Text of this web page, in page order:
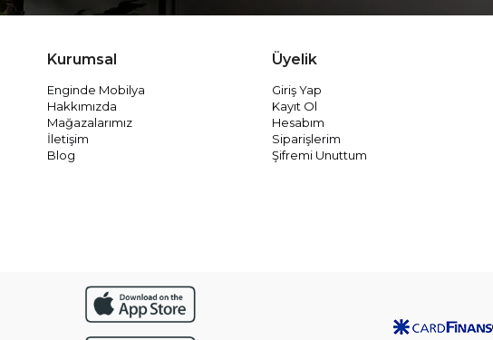
Kurumsal
Enginde Mobilya
Hakkımızda
Mağazalarımız
İletişim
Blog
Üyelik
Giriş Yap
Kayıt Ol
Hesabım
Siparişlerim
Şifremi Unuttum